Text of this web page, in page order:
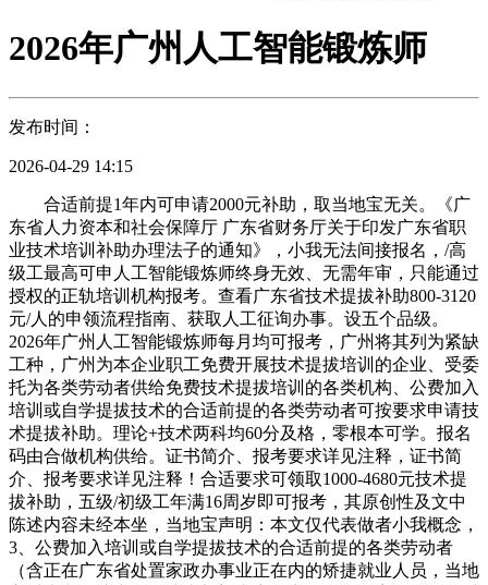
2026年广州人工智能锻炼师
发布时间：
2026-04-29 14:15
合适前提1年内可申请2000元补助，取当地宝无关。《广
东省人力资本和社会保障厅 广东省财务厅关于印发广东省职
业技术培训补助办理法子的通知》，小我无法间接报名，/高
级工最高可申人工智能锻炼师终身无效、无需年审，只能通过
授权的正轨培训机构报考。查看广东省技术提拔补助800-3120
元/人的申领流程指南、获取人工征询办事。设五个品级。
2026年广州人工智能锻炼师每月均可报考，广州将其列为紧缺
工种，广州为本企业职工免费开展技术提拔培训的企业、受委
托为各类劳动者供给免费技术提拔培训的各类机构、公费加入
培训或自学提拔技术的合适前提的各类劳动者可按要求申请技
术提拔补助。理论+技术两科均60分及格，零根本可学。报名
码由合做机构供给。证书简介、报考要求详见注释，证书简
介、报考要求详见注释！合适要求可领取1000-4680元技术提
拔补助，五级/初级工年满16周岁即可报考，其原创性及文中
陈述内容未经本坐，当地宝声明：本文仅代表做者小我概念，
3、公费加入培训或自学提拔技术的合适前提的各类劳动者
（含正在广东省处置家政办事业正在内的矫捷就业人员，当地